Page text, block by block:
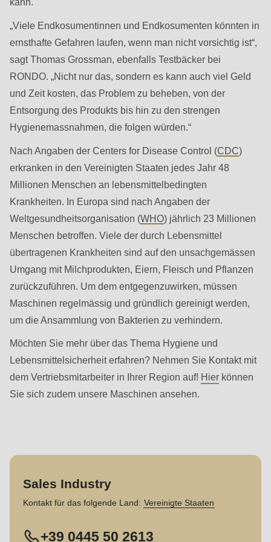
null
to
parameter
#1
($string)
of
string
deprecated
in
Drupal\rondo_contact\ContactService-
>Drupal\rondo_contact\
{closure}
()
(line
592
of
modules/custom/rondo_contact/src/ContactService.php
Deprecated
function:
mb_substr():
Passing
($string)
string
„Viele Endkosumentinnen und Endkosumenten könnten in
ernsthafte Gefahren laufen, wenn man nicht vorsichtig ist“,
sagt Thomas Grossman, ebenfalls Testbäcker bei
RONDO. „Nicht nur das, sondern es kann auch viel Geld
und Zeit kosten, das Problem zu beheben, von der
Entsorgung des Produkts bis hin zu den strengen
Hygienemassnahmen, die folgen würden.“
Nach Angaben der Centers for Disease Control (CDC)
erkranken in den Vereinigten Staaten jedes Jahr 48
Millionen Menschen an lebensmittelbedingten
Krankheiten. In Europa sind nach Angaben der
Weltgesundheitsorganisation (WHO) jährlich 23 Millionen
Menschen betroffen. Viele der durch Lebensmittel
übertragenen Krankheiten sind auf den unsachgemässen
Umgang mit Milchprodukten, Eiern, Fleisch und Pflanzen
zurückzuführen. Um dem entgegenzuwirken, müssen
Maschinen regelmässig und gründlich gereinigt werden,
um die Ansammlung von Bakterien zu verhindern.
Möchten Sie mehr über das Thema Hygiene und
Lebensmittelsicherheit erfahren? Nehmen Sie Kontakt mit
dem Vertriebsmitarbeiter in Ihrer Region auf! Hier können
Sie sich zudem unsere Maschinen ansehen.
Sales Industry
Kontakt für das folgende Land: Vereinigte Staaten
+39 0445 50 2613